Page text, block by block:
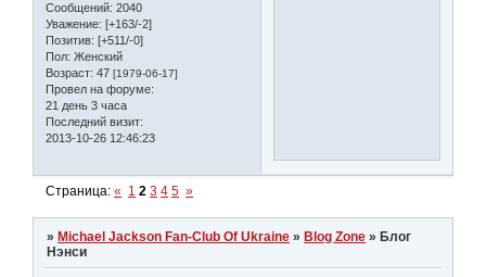
Сообщений: 2040
Уважение: [+163/-2]
Позитив: [+511/-0]
Пол: Женский
Возраст: 47 [1979-06-17]
Провел на форуме:
21 день 3 часа
Последний визит:
2013-10-26 12:46:23
Страница:« 1 2 3 4 5 »
»Michael Jackson Fan-Club Of Ukraine »Blog Zone »Блог
Нэнси